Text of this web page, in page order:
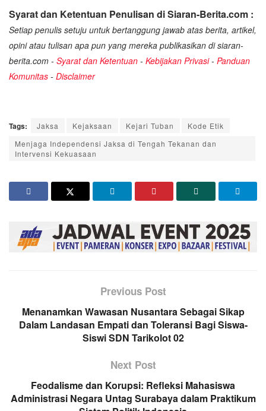
Syarat dan Ketentuan Penulisan di Siaran-Berita.com :
Setiap penulis setuju untuk bertanggung jawab atas berita, artikel,
opini atau tulisan apa pun yang mereka publikasikan di siaran-
berita.com - Syarat dan Ketentuan - Kebijakan Privasi- Panduan
Komunitas - Disclaimer
Tags: Jaksa Kejaksaan Kejari Tuban
Kode Etik
Menjaga Independensi Jaksa di Tengah Tekanan dan
Intervensi Kekuasaan
Previous Post
Menanamkan Wawasan Nusantara Sebagai Sikap
Dalam Landasan Empati dan Toleransi Bagi Siswa-
Siswi SDN Tarikolot 02
Next Post
Feodalisme dan Korupsi: Refleksi Mahasiswa
Administrasi Negara Untag Surabaya dalam Praktikum